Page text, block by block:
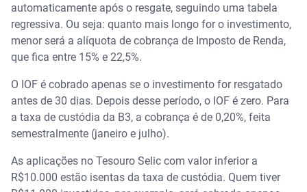
automaticamente após o resgate, seguindo uma tabela
regressiva. Ou seja: quanto mais longo for o investimento,
menor será a alíquota de cobrança de Imposto de Renda,
que fica entre 15% e 22,5%.
O IOF é cobrado apenas se o investimento for resgatado
antes de 30 dias. Depois desse período, o IOF é zero. Para
a taxa de custódia da B3, a cobrança é de 0,20%, feita
semestralmente (janeiro e julho).
As aplicações no Tesouro Selic com valor inferior a
R$10.000 estão isentas da taxa de custódia. Quem tiver